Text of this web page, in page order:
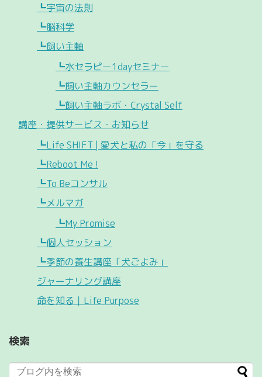
┗宇宙の法則
┗脳科学
┗飼い主軸
┗水セラピー1dayセミナー
┗飼い主軸カウンセラー
┗飼い主軸ラボ・Crystal Self
講座・提供サービス・お知らせ
┗Life SHIFT | 愛犬と私の「今」を守る
┗Reboot Me !
┗To Beコンサル
┗メルマガ
┗My Promise
┗個人セッション
┗季節の養生講座「犬ごよみ」
ジャーナリング講座
命を知る｜Life Purpose
検索